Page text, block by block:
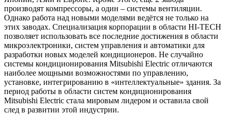
производят компрессоры, а один – системы вентиляции.
Однако работа над новыми моделями ведётся не только на
этих заводах. Специализация корпорации в области HI-TECH
позволяет использовать все последние достижения в области
микроэлектроники, систем управления и автоматики для
разработки новых моделей кондиционеров. Не случайно
системы кондиционирования Mitsubishi Electric отличаются
наиболее мощными возможностями по управлению,
установке, интегрированию в «интеллектуальные» здания. За
период работы в области систем кондиционирования
Mitsubishi Electric стала мировым лидером и оставила свой
след в развитии этой индустрии.